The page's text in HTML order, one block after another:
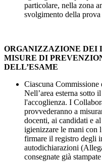
particolare, nella zona
svolgimento della prova
ORGANIZZAZIONE DEI
MISURE DI
DELL’ESAME
Ciascuna Commissione
Nell’area esterna sotto
l'accoglienza. I
provvederanno a
docenti, ai candidati e
igienizzare le mani con
firmare il registro degli
autodichiarazioni
consegnate già